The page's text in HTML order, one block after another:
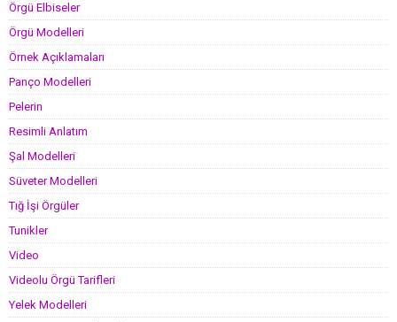
Örgü Elbiseler
Örgü Modelleri
Örnek Açıklamaları
Panço Modelleri
Pelerin
Resimli Anlatım
Şal Modelleri
Süveter Modelleri
Tığ İşi Örgüler
Tunikler
Video
Videolu Örgü Tarifleri
Yelek Modelleri